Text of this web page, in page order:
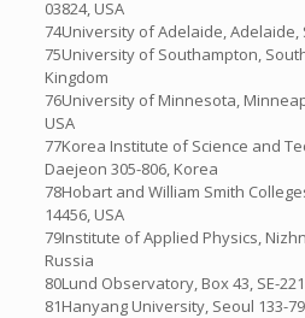
03824, USA
74University of Adelaide, Adelaide,
75University of Southampton,
Kingdom
76University of Minnesota,
USA
77Korea Institute of Science and
Daejeon 305-806, Korea
78Hobart and William Smith
14456, USA
79Institute of Applied Physics,
Russia
80Lund Observatory, Box 43, SE-
81Hanyang University, Seoul 133-